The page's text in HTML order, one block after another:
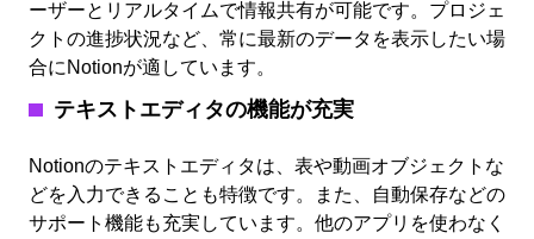
ーザーとリアルタイムで情報共有が可能です。プロジェ
クトの進捗状況など、常に最新のデータを表示したい場
合にNotionが適しています。
テキストエディタの機能が充実
Notionのテキストエディタは、表や動画オブジェクトな
どを入力できることも特徴です。また、自動保存などの
サポート機能も充実しています。他のアプリを使わなく